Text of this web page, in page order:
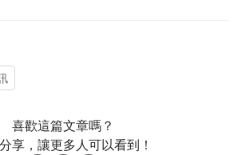
喜歡這篇文章嗎？
享，讓更多人可以看到！